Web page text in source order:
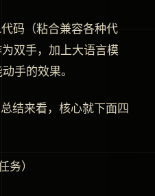
码（粘合兼容各种代
双手，加上大语言模
手的效果。
结来看，核心就下面四
务）